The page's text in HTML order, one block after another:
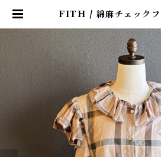
FITH / 綿麻チェックフリルブラウ